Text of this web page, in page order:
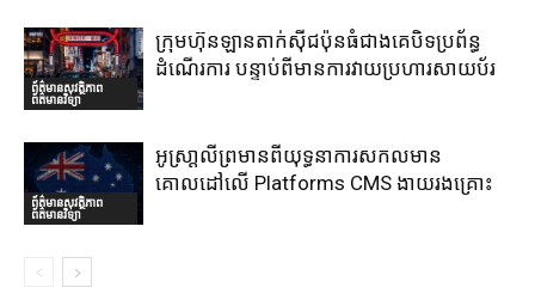
ព័ត៌មានសុវត្ថិភាព
ព័ត៌មានវិទ្យា
ក្រុមហ៊ុនឡានតាក់ស៊ីជប៉ុនធំជាងគេបិទប្រព័ន្ធ
ដំណើរការ បន្ទាប់ពីមានការវាយប្រហារសាយប័រ
ព័ត៌មានសុវត្ថិភាព
ព័ត៌មានវិទ្យា
អូស្រា្តលីព្រមានពីយុទ្ធនាការសកលមាន
គោលដៅលើ Platforms CMS ងាយរងគ្រោះ